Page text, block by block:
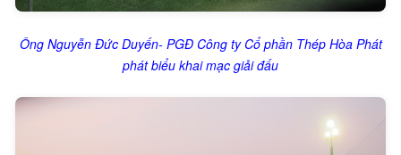
Ông Nguyễn Đức Duyến- PGĐ Công ty Cổ phần Thép Hòa Phát
phát biểu khai mạc giải đấu